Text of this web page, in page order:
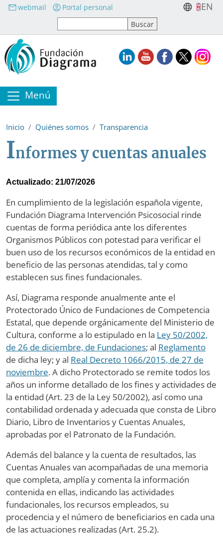
Pasar al contenido principal
webmail Portal personal EN
Menú
Inicio Quiénes somos Transparencia
Informes y cuentas anuales
Actualizado: 21/07/2026
En cumplimiento de la legislación española vigente,
Fundación Diagrama Intervención Psicosocial rinde
cuentas de forma periódica ante los diferentes
Organismos Públicos con potestad para verificar el
buen uso de los recursos económicos de la entidad en
beneficio de las personas atendidas, tal y como
establecen sus fines fundacionales.
Así, Diagrama responde anualmente ante el
Protectorado Único de Fundaciones de Competencia
Estatal, que depende orgánicamente del Ministerio de
Cultura, conforme a lo estipulado en la Ley 50/2002,
de 26 de diciembre, de Fundaciones; al Reglamento
de dicha ley; y al Real Decreto 1066/2015, de 27 de
noviembre. A dicho Protectorado se remite todos los
años un informe detallado de los fines y actividades de
la entidad (Art. 23 de la Ley 50/2002), así como una
contabilidad ordenada y adecuada que consta de Libro
Diario, Libro de Inventarios y Cuentas Anuales,
aprobadas por el Patronato de la Fundación.
Además del balance y la cuenta de resultados, las
Cuentas Anuales van acompañadas de una memoria
que completa, amplía y comenta la información
contenida en ellas, indicando las actividades
fundacionales, los recursos empleados, su
procedencia y el número de beneficiarios en cada una
de las actuaciones realizadas (Art. 25.2).